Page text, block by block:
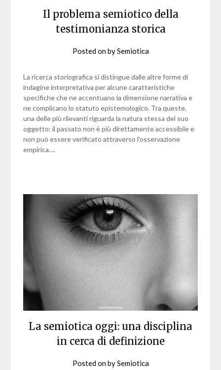
Il problema semiotico della
testimonianza storica
Posted onbySemiotica
La ricerca storiografica si distingue dalle altre forme di
indagine interpretativa per alcune caratteristiche
specifiche che ne accentuano la dimensione narrativa e
ne complicano lo statuto epistemologico. Tra queste,
una delle più rilevanti riguarda la natura stessa del suo
oggetto: il passato non è più direttamente accessibile e
non può essere verificato attraverso l’osservazione
empirica….
La semiotica oggi: una disciplina
in cerca di definizione
Posted onbySemiotica